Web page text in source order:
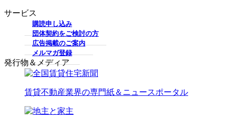
サービス
購読申し込み
団体契約をご検討の方
広告掲載のご案内
メルマガ登録
発行物＆メディア
賃貸不動産業界の専門紙＆ニュースポータル